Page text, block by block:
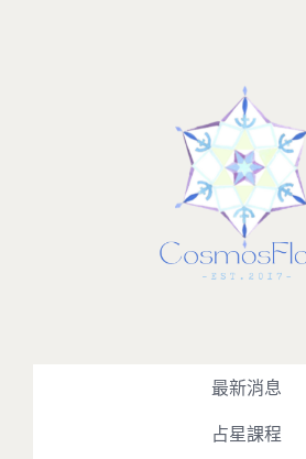
最新消息
占星課程